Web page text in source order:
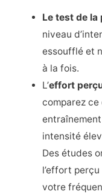
Le test de la
niveau
essoufflé et
à la fois.
L’effort
comparez
intensité
Des études
l’effort
votre